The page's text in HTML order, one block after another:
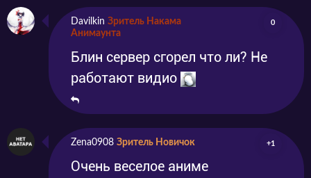
Davilkin Зритель Накама
Анимаунта
0
Блин сервер сгорел что ли? Не
работают видио
Zena0908 Зритель Новичок +1
Очень веселое аниме